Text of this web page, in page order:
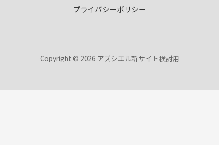
プライバシーポリシー
Copyright © 2026 アズシエル新サイト検討用